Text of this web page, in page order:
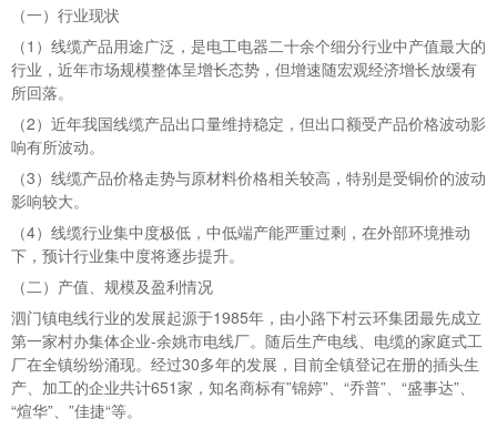
（一）行业现状
（1）线缆产品用途广泛，是电工电器二十余个细分行业中产值最大的
行业，近年市场规模整体呈增长态势，但增速随宏观经济增长放缓有
所回落。
（2）近年我国线缆产品出口量维持稳定，但出口额受产品价格波动影
响有所波动。
（3）线缆产品价格走势与原材料价格相关较高，特别是受铜价的波动
影响较大。
（4）线缆行业集中度极低，中低端产能严重过剩，在外部环境推动
下，预计行业集中度将逐步提升。
（二）产值、规模及盈利情况
泗门镇电线行业的发展起源于1985年，由小路下村云环集团最先成立
第一家村办集体企业-余姚市电线厂。随后生产电线、电缆的家庭式工
厂在全镇纷纷涌现。经过30多年的发展，目前全镇登记在册的插头生
产、加工的企业共计651家，知名商标有”锦婷”、“乔普”、“盛事达”、
“煊华”、”佳捷“等。